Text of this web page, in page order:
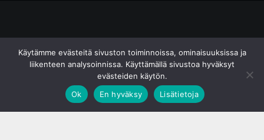
Käytämme evästeitä sivuston toiminnoissa, ominaisuuksissa ja
liikenteen analysoinnissa. Käyttämällä sivustoa hyväksyt
evästeiden käytön.
Ok
En hyväksy Lisätietoja